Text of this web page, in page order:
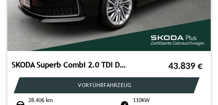
SKODA Superb Combi 2.0 TDI DSG Selection *AHK*CANTON* 43.839 €
VORFÜHRFAHRZEUG
28.406 km 110KW